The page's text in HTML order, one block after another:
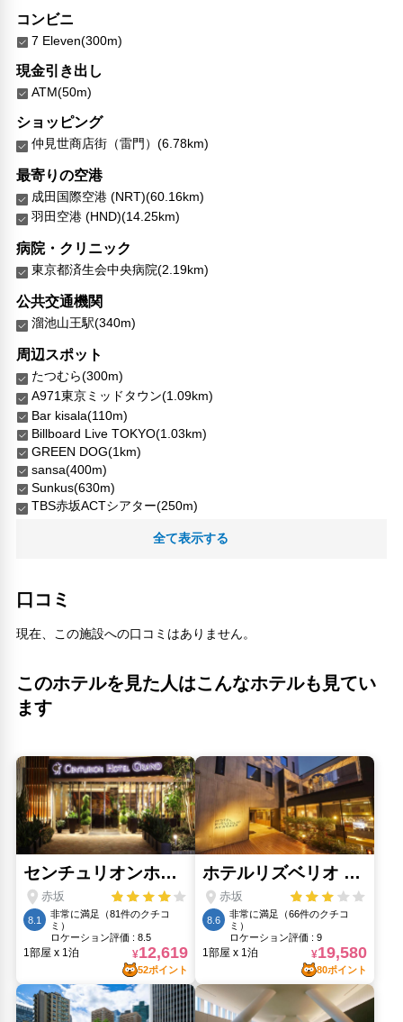
コンビニ
7 Eleven(300m)
現金引き出し
ATM(50m)
ショッピング
仲見世商店街（雷門）(6.78km)
最寄りの空港
成田国際空港 (NRT)(60.16km)
羽田空港 (HND)(14.25km)
病院・クリニック
東京都済生会中央病院(2.19km)
公共交通機関
溜池山王駅(340m)
周辺スポット
たつむら(300m)
A971東京ミッドタウン(1.09km)
Bar kisala(110m)
Billboard Live TOKYO(1.03km)
GREEN DOG(1km)
sansa(400m)
Sunkus(630m)
TBS赤坂ACTシアター(250m)
ジョージア大使館(570m)
シリア大使館(710m)
妙厳寺東京別院(610m)
斐川公園(210m)
日比谷高校(410m)
溜池山王駅(340m)
花のれん 花楽(400m)
赤坂見附(440m)
人気スポット
東京タワー(1.73km)
東京スカイツリー(7.77km)
浅草寺(7.07km)
全て表示する
口コミ
現在、この施設への口コミはありません。
このホテルを見た人はこんなホテルも見てい
ます